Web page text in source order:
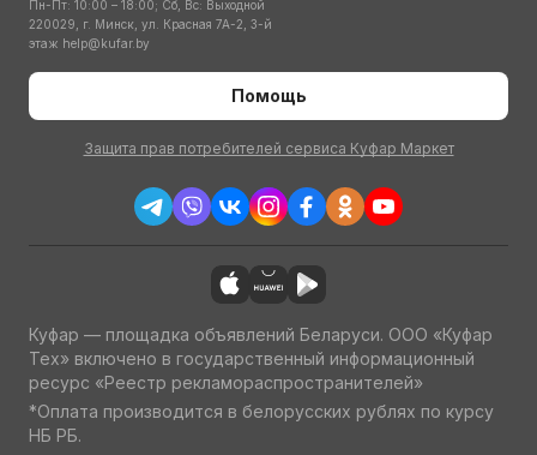
Пн-Пт: 10:00 – 18:00; Сб, Вс: Выходной
220029, г. Минск, ул. Красная 7А-2, 3-й
этаж help@kufar.by
Помощь
Защита прав потребителей сервиса Куфар Маркет
Куфар — площадка объявлений Беларуси. ООО «Куфар
Тех» включено в государственный информационный
ресурс «Реестр рекламораспространителей»
*Оплата производится в белорусских рублях по курсу
НБ РБ.